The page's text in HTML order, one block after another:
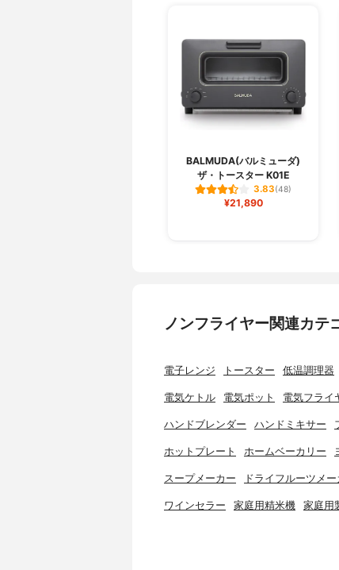
BALMUDA(バルミューダ)
ザ・トースター K01E
3.83(48)
¥21,890
ノンフライヤー関連カテ
電子レンジ トースター 低温調理器
電気ケトル 電気ポット 電気フライ
ハンドブレンダー ハンドミキサー
ホットプレート ホームベーカリー
スープメーカー ドライフルーツメー
ワインセラー 家庭用精米機 家庭用